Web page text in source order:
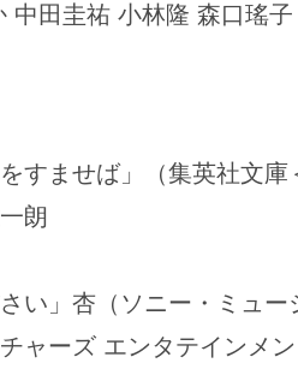
中田圭祐 小林隆 森口瑤
すませば」（集英社⽂
朗
い」杏（ソニー・ミュ
ャーズ エンタテインメ